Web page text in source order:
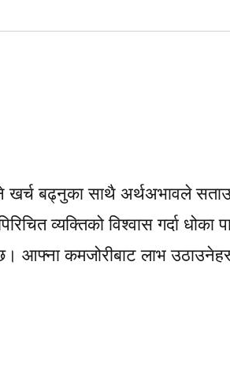
खर्च बढ्नुका साथै अर्थअभावले
व्यक्तिको विश्वास गर्दा धोका
आफ्ना कमजोरीबाट लाभ